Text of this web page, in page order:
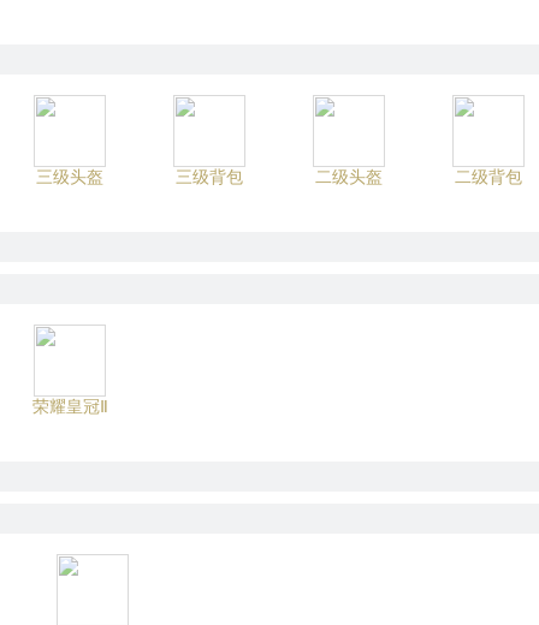
三级头盔 三级背包 二级头盔 二级背包
荣耀皇冠Ⅱ